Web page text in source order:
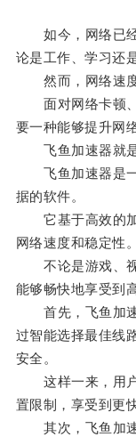
如今，网络已经
论是工作、学习还
然而，网络速度
面对网络卡顿、
要一种能够提升网
飞鱼加速器就是
飞鱼加速器是一
据的软件。
它基于高效的加
网络速度和稳定性。
不论是游戏、视
能够畅快地享受到
首先，飞鱼加速
过智能选择最佳线
安全。
这样一来，用户
置限制，享受到更
其次，飞鱼加速